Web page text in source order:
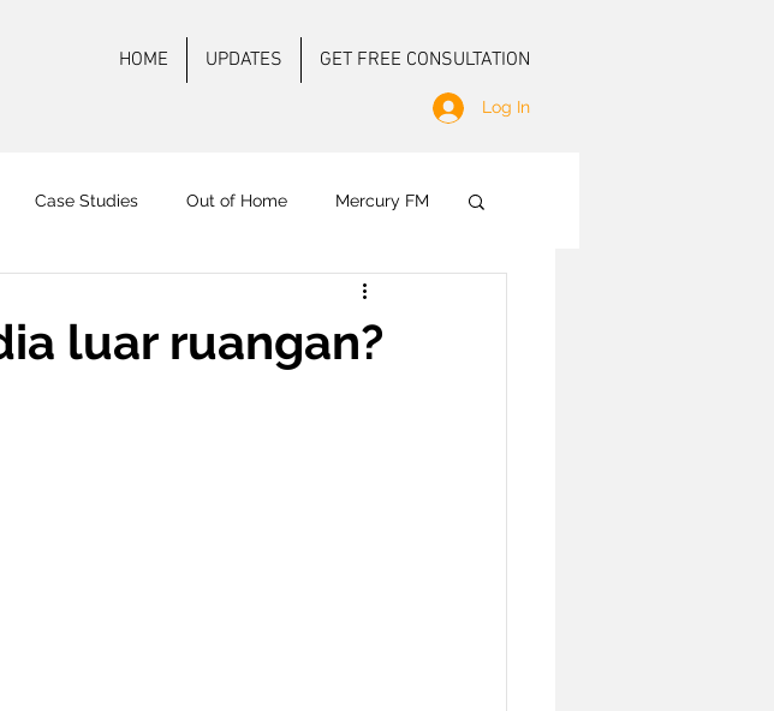
HOME UPDATES GET FREE CONSULTATION
Log In
Case Studies Out of Home Mercury FM
On Ground Activation
luar ruangan?